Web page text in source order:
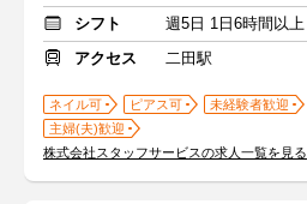
シフト
週5日 1日6時間以上
アクセス
二田駅
ネイル可 ピアス可 未経験者歓迎
主婦(夫)歓迎
株式会社スタッフサービスの求人一覧を見る